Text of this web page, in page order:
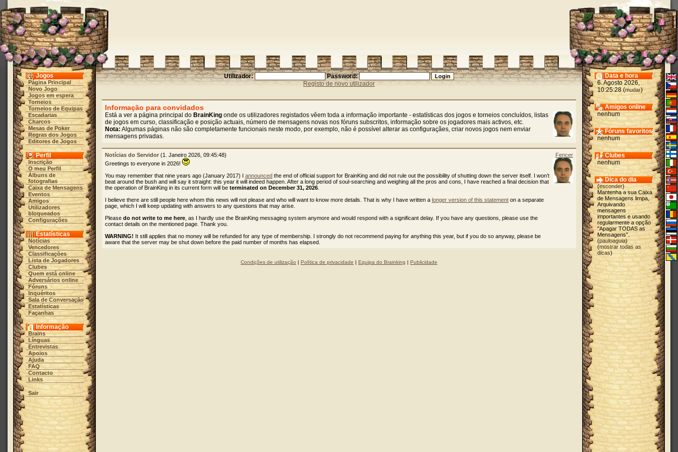
Jogos
Página Principal
Novo Jogo
Jogos em espera
Torneios
Torneios de Equipas
Escadarias
Charcos
Mesas de Poker
Regras dos Jogos
Editores de Jogos
Perfil
Inscrição
O meu Perfil
Álbuns de
fotografias
Caixa de Mensagens
Eventos
Amigos
Utilizadores
bloqueados
Configurações
Estatísticas
Notícias
Vencedores
Classificações
Lista de Jogadores
Clubes
Quem está online
Adversários online
Fóruns
Inquéritos
Sala de Conversação
Estatísticas
Façanhas
Informação
Brains
Línguas
Entrevistas
Apoios
Ajuda
FAQ
Contacto
Links
Sair
Utilizador:
Password:
Registo de novo utilizador
Informação para convidados
Está a ver a página principal do BrainKing onde os utilizadores registados vêem toda a informação importante - estatísticas dos jogos e torneios concluídos, listas
de jogos em curso, classificação e posição actuais, número de mensagens novas nos fóruns subscritos, informação sobre os jogadores mais activos, etc.
Nota: Algumas páginas não são completamente funcionais neste modo, por exemplo, não é possível alterar as configuraçães, criar novos jogos nem enviar
mensagens privadas.
Notícias do Servidor (1. Janeiro 2026, 09:45:48)
Fencer
Greetings to everyone in 2026!
You may remember that nine years ago (January 2017) I announced the end of official support for BrainKing and did not rule out the possibility of shutting down the server itself. I won’t
beat around the bush and will say it straight: this year it will indeed happen. After a long period of soul-searching and weighing all the pros and cons, I have reached a final decision that
the operation of BrainKing in its current form will be terminated on December 31, 2026
I believe there are still people here whom this news will not please and who will want to know more details. That is why I have written a longer version of this statement on a separate
page, which I will keep updating with answers to any questions that may arise.
Please do not write to me here , as I hardly use the BrainKing messaging system anymore and would respond with a significant delay. If you have any questions, please use the
contact details on the mentioned page. Thank you.
WARNING! It still applies that no money will be refunded for any type of membership. I strongly do not recommend paying for anything this year, but if you do so anyway, please be
aware that the server may be shut down before the paid number of months has elapsed.
Condições de utilização | Política de privacidade | Equipa do Brainking | Publicidade
Data e hora
6. Agosto 2026,
10:25:28 (mudar)
Amigos online
nenhum
Fóruns favoritos
nenhum
Clubes
nenhum
Dica do dia
(esconder)
Mantenha a sua Caixa
de Mensagens limpa,
Arquivando
mensagens
importantes e usando
regularmente a opção
"Apagar TODAS as
Mensagens".
(pauloaguia)
(mostrar todas as
dicas)